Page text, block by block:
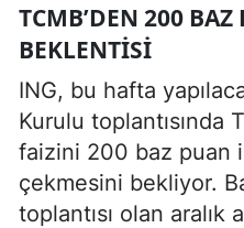
TCMB’DEN 200
BEKLENTISI
ING, bu hafta
Kurulu toplantısında
faizini 200 baz puan
çekmesini bekliyor.
toplantısı olan aralık